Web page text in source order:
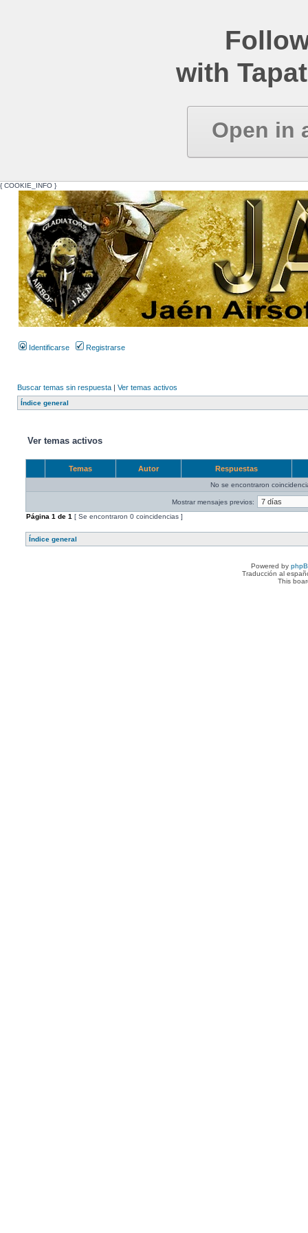
with
Open in
{ COOKIE_INFO }
Identificarse Registrarse
Buscar temas sin respuesta | Ver temas activos
Índice general
Ver temas activos
Temas Autor Respuestas
No se encontraron
Mostrar mensajes previos:
Página 1 de 1 [ Se encontraron 0 coincidencias ]
Índice general
Powered by
Traducción al
This